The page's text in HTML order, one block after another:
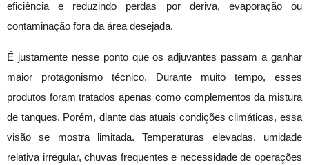
eficiência e reduzindo perdas por deriva, evaporação ou
contaminação fora da área desejada.
É justamente nesse ponto que os adjuvantes passam a ganhar
maior protagonismo técnico. Durante muito tempo, esses
produtos foram tratados apenas como complementos da mistura
de tanques. Porém, diante das atuais condições climáticas, essa
visão se mostra limitada. Temperaturas elevadas, umidade
relativa irregular, chuvas frequentes e necessidade de operações